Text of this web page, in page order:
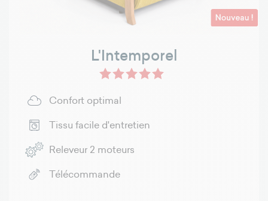
L'Intemporel
Confort optimal
Tissu facile d'entretien
Releveur 2 moteurs
Télécommande